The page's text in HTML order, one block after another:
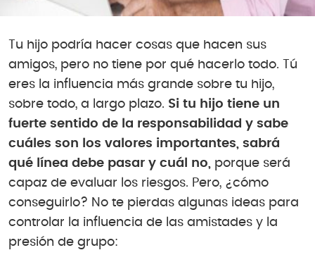
Tu hijo podría hacer cosas que hacen sus
amigos, pero no tiene por qué hacerlo todo. Tú
eres la influencia más grande sobre tu hijo,
sobre todo, a largo plazo. Si tu hijo tiene un
fuerte sentido de la responsabilidad y sabe
cuáles son los valores importantes, sabrá
qué línea debe pasar y cuál no,
porque será
capaz de evaluar los riesgos. Pero, ¿cómo
conseguirlo? No te pierdas algunas ideas para
controlar la influencia de las amistades y la
presión de grupo: